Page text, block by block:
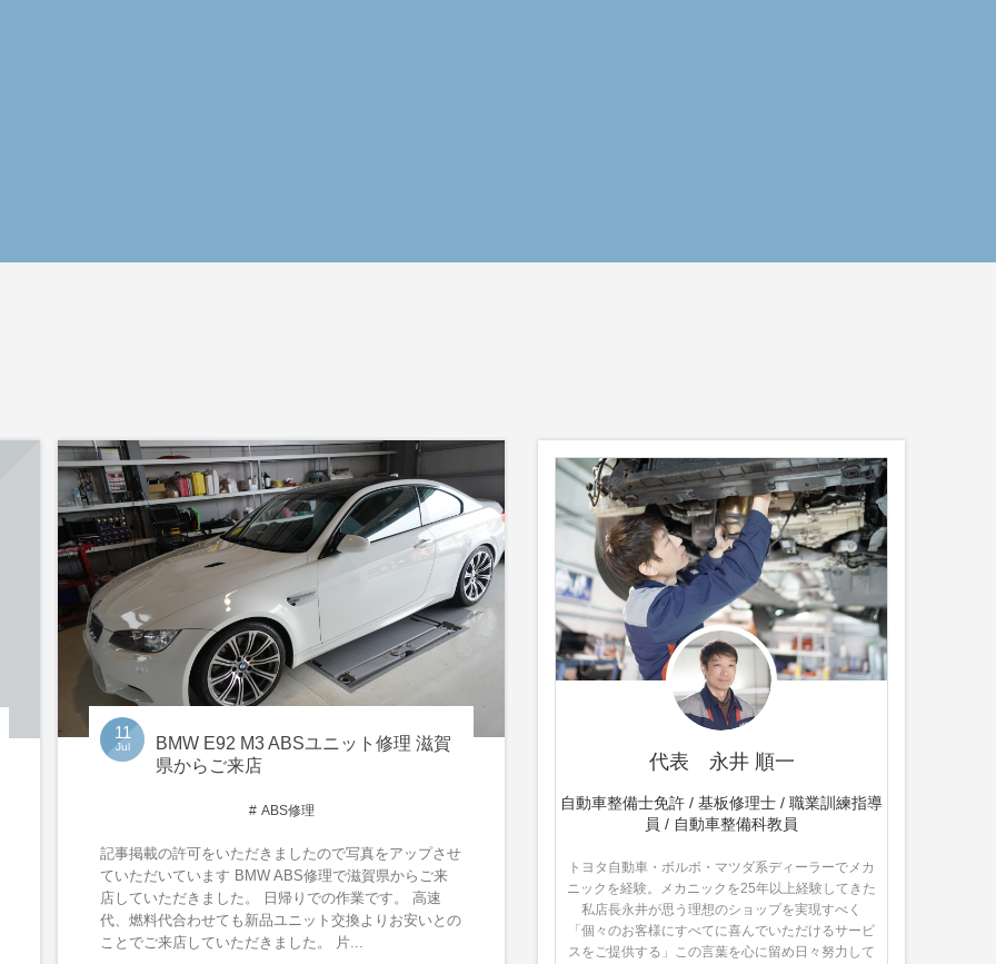
11
Jul
BMW E92 M3 ABSユニット修理 滋賀
県からご来店
ABS修理
記事掲載の許可をいただきましたので写真をアップさせ
ていただいています BMW ABS修理で滋賀県からご来
店していただきました。 日帰りでの作業です。 高速
代、燃料代合わせても新品ユニット交換よりお安いとの
ことでご来店していただきました。 片...
代表 永井 順一
自動車整備士免許 / 基板修理士 / 職業訓練指導
員 / 自動車整備科教員
トヨタ自動車・ボルボ・マツダ系ディーラーでメカ
ニックを経験。メカニックを25年以上経験してきた
私店長永井が思う理想のショップを実現すべく
「個々のお客様にすべてに喜んでいただけるサービ
スをご提供する」この言葉を心に留め日々努力して